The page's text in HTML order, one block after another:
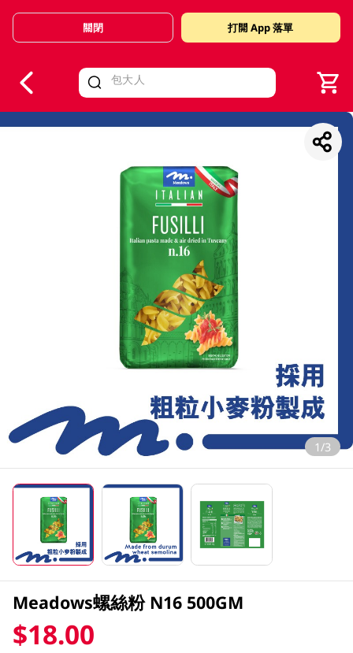
Valid Until 30 June 2026
關閉 打開 App 落單
1/3
Meadows螺絲粉 N16 500GM
$18.00